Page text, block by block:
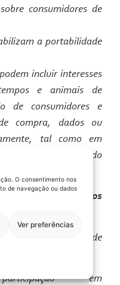
O consentimento nos
de navegação ou dados
Ver preferências
consumidores de
a portabilidade
incluir interesses
e animais de
de consumidores e
compra, dados ou
tal como em
internet e conteúdo
usar seus dados
para propósitos de
em